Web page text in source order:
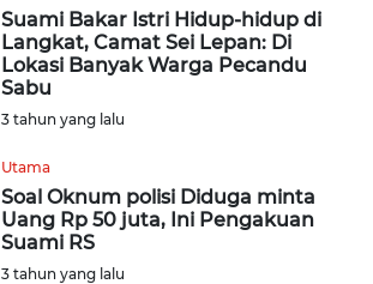
Suami Bakar Istri Hidup-hidup di
Langkat, Camat Sei Lepan: Di
Lokasi Banyak Warga Pecandu
Sabu
3 tahun yang lalu
Utama
Soal Oknum polisi Diduga minta
Uang Rp 50 juta, Ini Pengakuan
Suami RS
3 tahun yang lalu